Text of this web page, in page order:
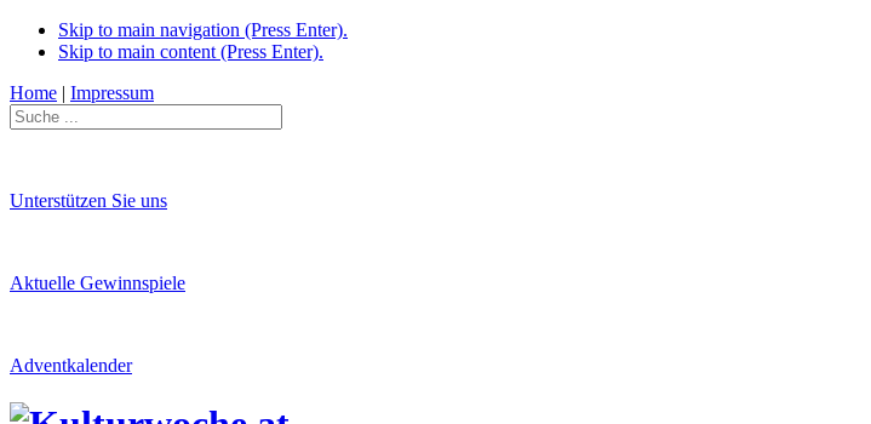
Skip to main navigation (Press Enter).
Skip to main content (Press Enter).
Home | Impressum
Unterstützen Sie uns
Aktuelle Gewinnspiele
Adventkalender